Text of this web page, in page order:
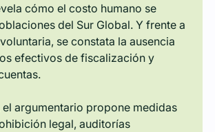
cómo el costo humano se
del Sur Global. Y frente a
se constata la ausencia
efectivos de fiscalización y
argumentario propone medidas
legal, auditorías